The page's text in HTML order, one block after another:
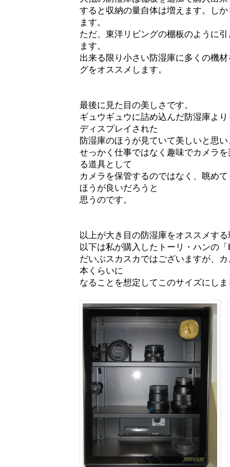
すると収納の量自体は増えます。し
ます。
ただ、東洋リビングの棚板のように
ます。
出来る限り小さい防湿庫に多くの機
グをオススメします。
最後に見た目の美しさです。
ギュウギュウに詰め込んだ防湿庫よ
ディスプレイされた
防湿庫のほうが見ていて美しいと思
せっかく仕事ではなく趣味でカメラ
る道具として
カメラを保管するのではなく、眺め
ほうが良いだろうと
思うのです。
以上が大き目の防湿庫をオススメす
以下は私が購入したトーリ・ハンの
だいぶスカスカではございますが、
本くらいに
なることを想定してこのサイズにし